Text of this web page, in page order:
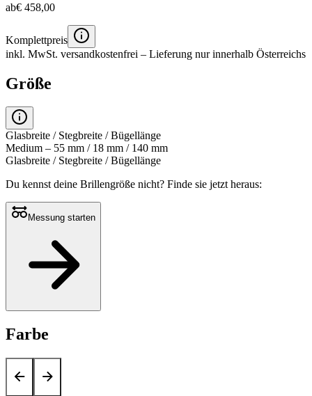
ab€ 458,00
Komplettpreis
inkl. MwSt. versandkostenfrei – Lieferung nur innerhalb Österreichs
Größe
Glasbreite / Stegbreite / Bügellänge
Medium – 55 mm / 18 mm / 140 mm
Glasbreite / Stegbreite / Bügellänge
Du kennst deine Brillengröße nicht? Finde sie jetzt heraus:
Messung starten
Farbe